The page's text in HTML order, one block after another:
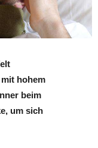
hohem
beim
um sich